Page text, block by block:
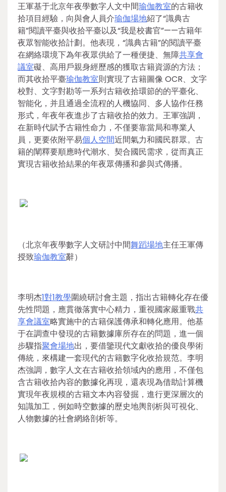
王軍基于北京年夜學數字人文中間瑜伽教室的古籍收
拾項目經驗，向與會人員介瑜伽場地紹了“識典古
籍”閱讀平臺與收拾平臺以及“我是校書官”——古籍年
夜眾智能收拾計劃。他表現，“識典古籍”的閱讀平臺
在網絡環境下為年夜眾供給了一種便捷、無障共享會
議室礙、高用戶親身經歷感的獲取古籍資源的方法；
而其收拾平臺瑜伽教室則實現了古籍圖像 OCR、文字
校對、文字對勘等一系列古籍收拾環節的的平臺化、
智能化，并且通過全流程的人機協同、多人協作任務
形式，年夜年夜進步了古籍收拾的效力。王軍強調，
在新時代賦予古籍性命力，不僅要靠當局和專業人
員，更要依附平易個人空間近間氣力和國民群眾。古
籍的闡釋要順應時代潮水、契合國民需求，從而真正
實現古籍收拾結果的年夜眾傳播和參與式傳播。
（北京年夜學數字人文研討中間舞蹈場地主任王軍傳
授致瑜伽教室辭）
李明杰1對1教學圍繞研討會主題，指出古籍轉化存在優
先性問題，應貫徹落實中心精力，重視國家嚴重戰共
享會議室略實施中的古籍保護傳承和轉化應用。他基
于在調查中發現的古籍數據庫所存在的問題，進一個
步驟指聚會場地出，要借鑒現代文獻收拾的優良學術
傳統，來構建一套現代的古籍數字化收拾規范。李明
杰強調，數字人文在古籍收拾領域內的應用，不僅包
含古籍收拾內容的數據化再現，還表現為借助計算機
實現年夜規模的古籍文本內容發掘，進行更深層次的
知識加工，例如時空數據的歷史地輿剖析與可視化、
人物數據的社會網絡剖析等。